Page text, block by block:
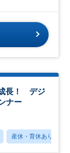
成長！ デジ
ナー
産休・育休あり